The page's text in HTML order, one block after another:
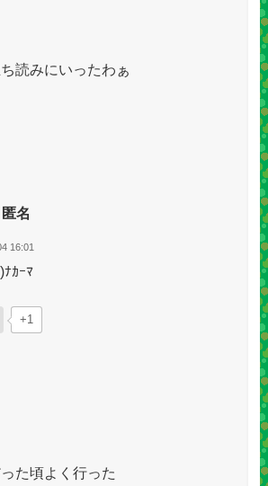
読みにいったわぁ
匿名
16:01
ｶｰﾏ
+1
た頃よく行った